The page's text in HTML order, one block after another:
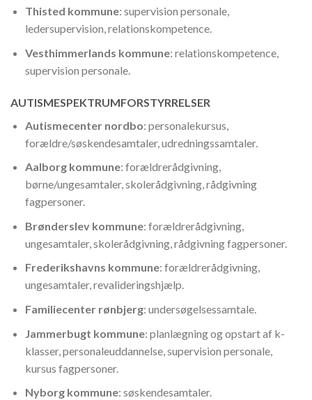
Thisted kommune: supervision personale,
ledersupervision, relationskompetence.
Vesthimmerlands kommune: relationskompetence,
supervision personale.
AUTISMESPEKTRUMFORSTYRRELSER
Autismecenter nordbo: personalekursus,
forældre/søskendesamtaler, udredningssamtaler.
Aalborg kommune: forældrerådgivning,
børne/ungesamtaler, skolerådgivning, rådgivning
fagpersoner.
Brønderslev kommune: forældrerådgivning,
ungesamtaler, skolerådgivning, rådgivning fagpersoner.
Frederikshavns kommune: forældrerådgivning,
ungesamtaler, revalideringshjælp.
Familiecenter rønbjerg: undersøgelsessamtale.
Jammerbugt kommune: planlægning og opstart af k-
klasser, personaleuddannelse, supervision personale,
kursus fagpersoner.
Nyborg kommune: søskendesamtaler.